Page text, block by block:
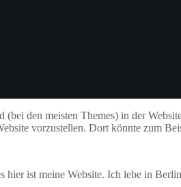
den meisten Themes) in der
vorzustellen. Dort könnte zum
ist meine Website. Ich lebe in